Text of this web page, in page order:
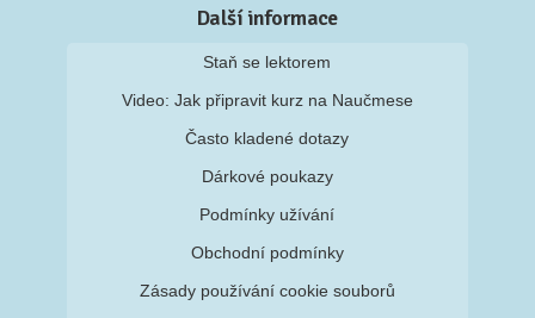
Další informace
Staň se lektorem
Video: Jak připravit kurz na Naučmese
Často kladené dotazy
Dárkové poukazy
Podmínky užívání
Obchodní podmínky
Zásady používání cookie souborů